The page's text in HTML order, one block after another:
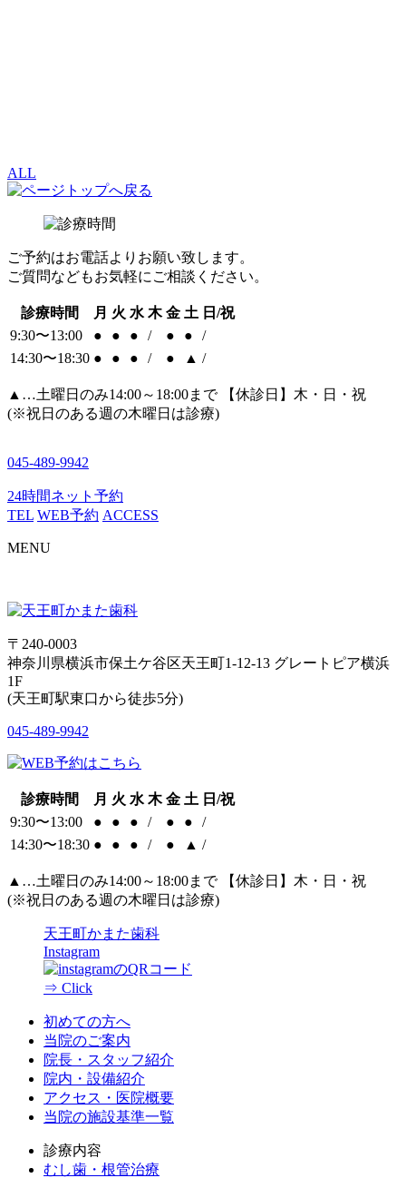
ALL
ご予約はお電話よりお願い致します。
ご質問などもお気軽にご相談ください。
診療時間 月 火 水 木 金 土 日/祝
9:30〜13:00
● ● ● / ● ●
/
14:30〜18:30 ● ● ● / ● ▲ /
▲ …土曜日のみ14:00～18:00まで 【休診日】木・日・祝
(※祝日のある週の木曜日は診療)
045-489-9942
24時間ネット予約
TEL WEB予約 ACCESS
MENU
〒240-0003
神奈川県横浜市保土ケ谷区天王町1-12-13 グレートピア横浜
1F
(天王町駅東口から徒歩5分)
045-489-9942
診療時間 月 火 水 木 金 土 日/祝
9:30〜13:00
● ● ● / ● ●
/
14:30〜18:30 ● ● ● / ● ▲ /
▲ …土曜日のみ14:00～18:00まで 【休診日】木・日・祝
(※祝日のある週の木曜日は診療)
天王町かまた歯科
Instagram
⇒ Click
初めての方へ
当院のご案内
院長・スタッフ紹介
院内・設備紹介
アクセス・医院概要
当院の施設基準一覧
診療内容
むし歯・根管治療